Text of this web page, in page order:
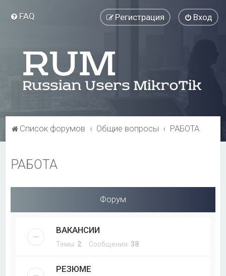
FAQ Вход
Регистрация
Список форумов Общие вопросы РАБОТА
РАБОТА
Форум
ВАКАНСИИ
Темы: 2Сообщения: 38
РЕЗЮМЕ